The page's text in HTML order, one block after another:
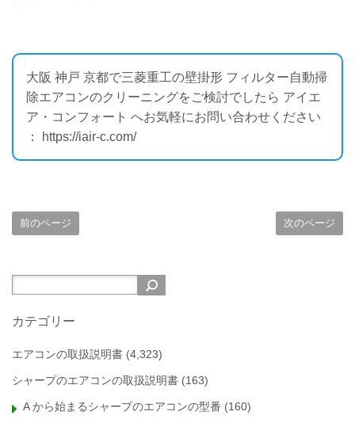
大阪 神戸 京都で三菱重工の壁掛形 フィルター自動掃
除エアコンのクリーニングをご検討でしたら アイエ
ア・コンフォート へお気軽にお問い合わせください
： https://iair-c.com/
前のページ 次のページ
カテゴリー
エアコンの取扱説明書 (4,323)
シャープのエアコンの取扱説明書 (163)
A から始まるシャープのエアコンの型番 (160)